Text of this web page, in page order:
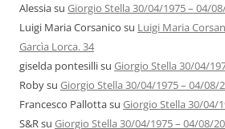
Alessiasu Giorgio Stella 30/04/1975 – 04/
Luigi Maria Corsanico su Luigi Maria
Garcìa Lorca. 34
giselda pontesillisu Giorgio Stella 30/04/
Robysu Giorgio Stella 30/04/1975 – 04/08/
Francesco Pallottasu Giorgio Stella 30/04/
S&Rsu Giorgio Stella 30/04/1975 – 04/08/